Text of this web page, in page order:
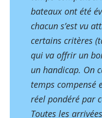
bateaux ont été
chacun s’est vu
certains critères
qui va offrir un
un handicap. On
temps compensé
réel pondéré par
Toutes les